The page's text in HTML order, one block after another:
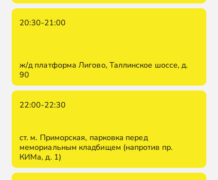
20:30-21:00
ж/д платформа Лигово, Таллинское шоссе, д.
90
22:00-22:30
ст. м. Приморская, парковка перед
мемориальным кладбищем (напротив пр.
КИМа, д. 1)